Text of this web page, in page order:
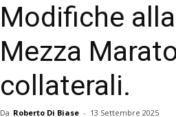
Modifiche
Mezza
collaterali.
Da Roberto Di Biase - 13 Settembre 2025